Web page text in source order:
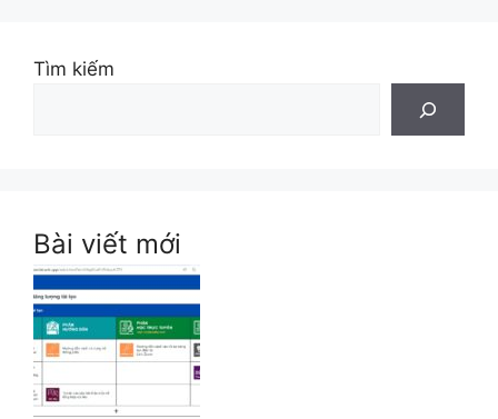
Tìm kiếm
Bài viết mới